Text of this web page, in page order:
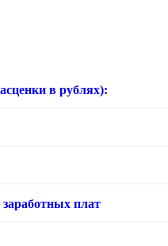
в рублях):
плат